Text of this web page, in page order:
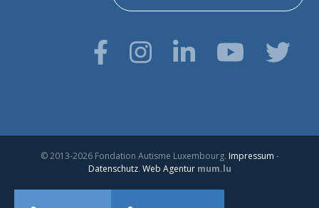
© 2013-2026 Fondation Autisme Luxembourg. Impressum -
Datenschutz. Web Agentur mum.lu